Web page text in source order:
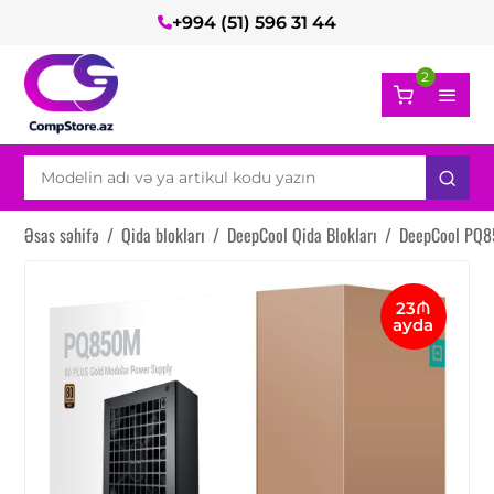
+994 (51) 596 31 44
2
Əsas səhifə / Qida blokları / DeepCool Qida Blokları / DeepCool
23₼
ayda